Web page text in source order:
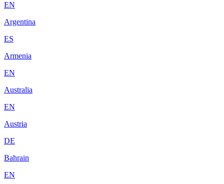
EN
Argentina
ES
Armenia
EN
Australia
EN
Austria
DE
Bahrain
EN